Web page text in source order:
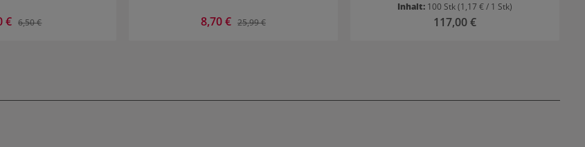
€ Regulärer Preis:
6,50 € Verkaufspreis:
8,70 € Regulärer Preis:
25,99 €
Inhalt: 100 Stk(1,17 € / 1 Stk)
Regulärer Preis:
117,00 €